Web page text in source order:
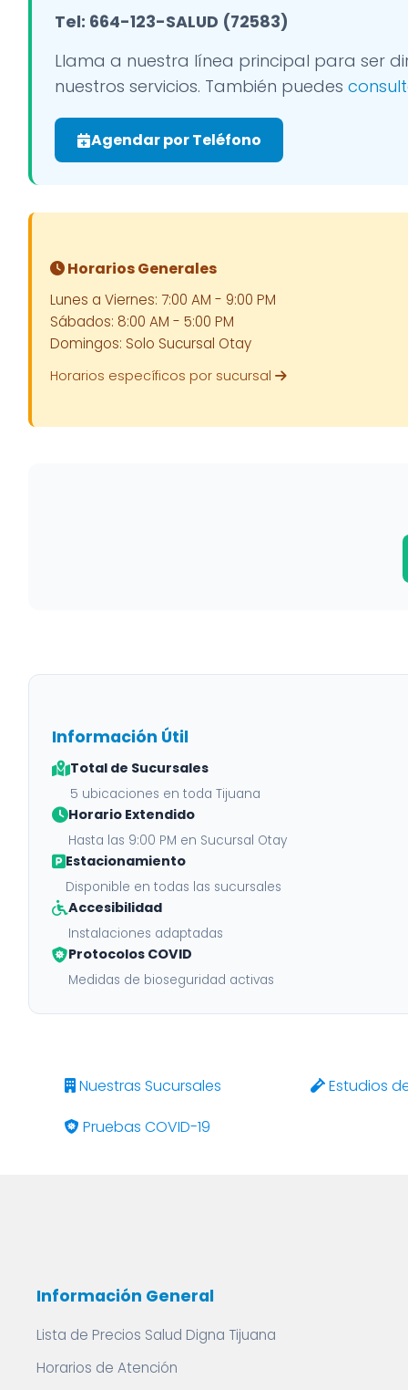
Tel: 664-123-SALUD (72583)
Llama a nuestra línea principal para ser
nuestros servicios. También puedes
Agendar por Teléfono
Horarios Generales
Lunes a Viernes: 7:00 AM - 9:00 PM
Sábados: 8:00 AM - 5:00 PM
Domingos: Solo Sucursal Otay
Horarios específicos por sucursal
Información Útil
Total de Sucursales
5 ubicaciones en toda Tijuana
Horario Extendido
Hasta las 9:00 PM en Sucursal Otay
Estacionamiento
Disponible en todas las sucursales
Accesibilidad
Instalaciones adaptadas
Protocolos COVID
Medidas de bioseguridad activas
Nuestras Sucursales
Estudios
Pruebas COVID-19
Información General
Lista de Precios Salud Digna Tijuana
Horarios de Atención